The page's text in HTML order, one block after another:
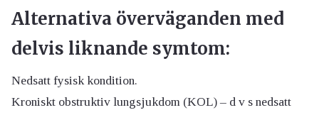
Alternativa överväganden med
delvis liknande symtom:
Nedsatt fysisk kondition.
Kroniskt obstruktiv lungsjukdom (KOL) – d v s nedsatt